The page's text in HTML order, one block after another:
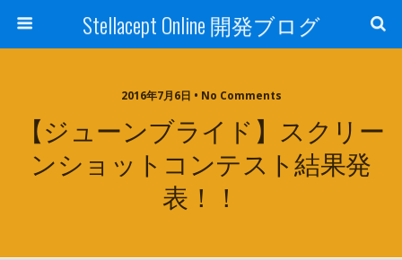
Stellacept Online 開発ブログ
2016年7月6日 • No Comments
【ジューンブライド】スクリー
ンショットコンテスト結果発
表！！